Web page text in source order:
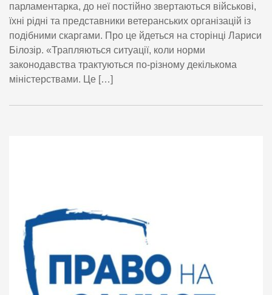
парламентарка, до неї постійно звертаються військові,
їхні рідні та представники ветеранських організацій із
подібними скаргами. Про це йдеться на сторінці Лариси
Білозір. «Трапляються ситуації, коли норми
законодавства трактуються по-різному декількома
міністерствами. Це […]